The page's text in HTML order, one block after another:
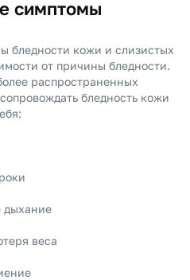
симптомы
бледности кожи и слизистых
от причины бледности.
распространенных
бледность кожи
дыхание
веса